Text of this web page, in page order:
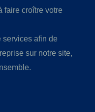
faire croître votre
services afin de
sur notre site,